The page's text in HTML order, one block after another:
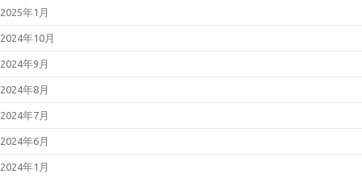
2025年1月
2024年10月
2024年9月
2024年8月
2024年7月
2024年6月
2024年1月